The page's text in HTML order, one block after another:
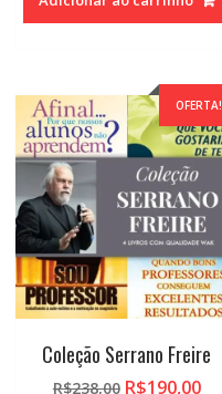
OFERTA!
Coleção Serrano Freire
R$238,00 O
R$190,00O